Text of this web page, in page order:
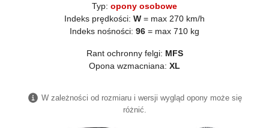
Typ: opony osobowe
Indeks prędkości: W = max 270 km/h
Indeks nośności: 96 = max 710 kg
Rant ochronny felgi: MFS
Opona wzmacniana: XL
W zależności od rozmiaru i wersji wygląd opony może się
różnić.